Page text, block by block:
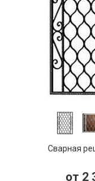
Сварная
от 2